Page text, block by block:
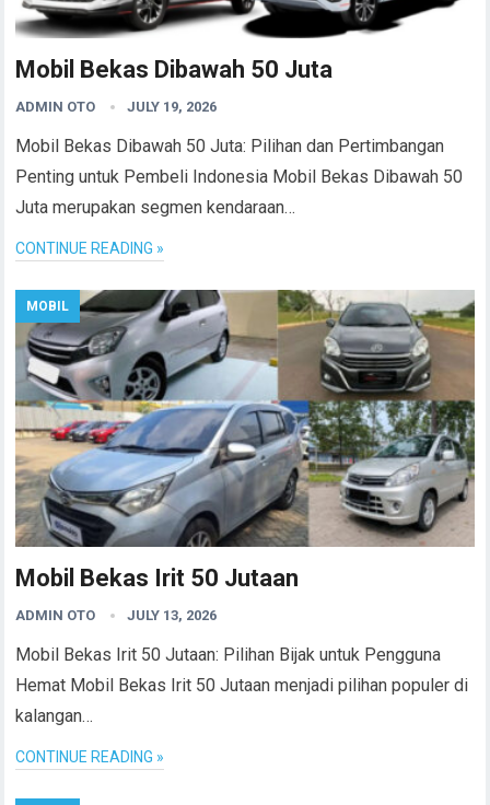
Mobil Bekas Dibawah 50 Juta
ADMIN OTO JULY 19, 2026
Mobil Bekas Dibawah 50 Juta: Pilihan dan Pertimbangan
Penting untuk Pembeli Indonesia Mobil Bekas Dibawah 50
Juta merupakan segmen kendaraan…
CONTINUE READING »
MOBIL
Mobil Bekas Irit 50 Jutaan
ADMIN OTO JULY 13, 2026
Mobil Bekas Irit 50 Jutaan: Pilihan Bijak untuk Pengguna
Hemat Mobil Bekas Irit 50 Jutaan menjadi pilihan populer di
kalangan…
CONTINUE READING »